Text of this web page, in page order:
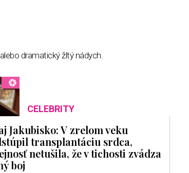
dramatický žltý nádych.
CELEBRITY
Jakubisko: V zrelom veku
transplantáciu srdca,
netušila, že v tichosti zvádza
boj